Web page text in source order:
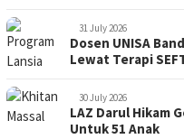
31 July 2026
Dosen UNISA
Lewat Terapi
30 July 2026
LAZ Darul Hikam
Untuk 51 Anak